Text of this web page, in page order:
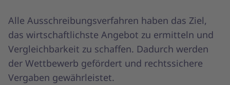
Alle Ausschreibungsverfahren haben das Ziel,
das wirtschaftlichste Angebot zu ermitteln und
Vergleichbarkeit zu schaffen. Dadurch werden
der Wettbewerb gefördert und rechtssichere
Vergaben gewährleistet.